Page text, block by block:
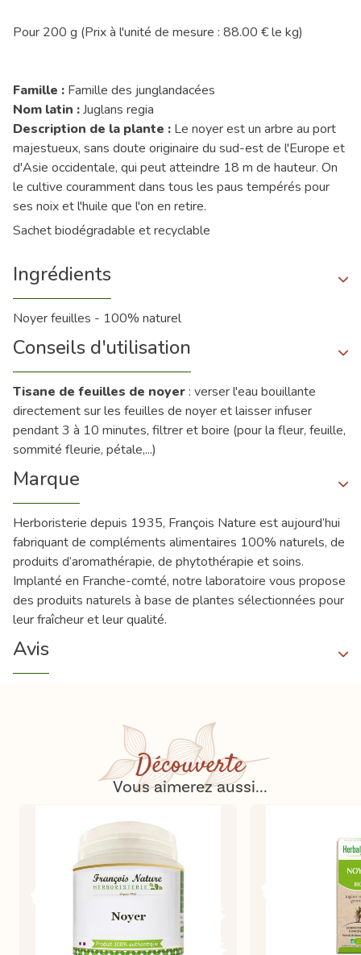
Pour 200 g (Prix à l'unité de mesure : 88.00 € le kg)
Famille : Famille des junglandacées
Nom latin :Juglans regia
Description de la plante : Le noyer est un arbre au port
majestueux, sans doute originaire du sud-est de l'Europe et
d'Asie occidentale, qui peut atteindre 18 m de hauteur. On
le cultive couramment dans tous les paus tempérés pour
ses noix et l'huile que l'on en retire.
Sachet biodégradable et recyclable
Ingrédients
Noyer feuilles - 100% naturel
Conseils d'utilisation
Tisane de feuilles de noyer: verser l'eau bouillante
directement sur les feuilles de noyer et laisser infuser
pendant 3 à 10 minutes, filtrer et boire (pour la fleur, feuille,
sommité fleurie, pétale,...)
Marque
Herboristerie depuis 1935, François Nature est aujourd’hui
fabriquant de compléments alimentaires 100% naturels, de
produits d’aromathérapie, de phytothérapie et soins.
Implanté en Franche-comté, notre laboratoire vous propose
des produits naturels à base de plantes sélectionnées pour
leur fraîcheur et leur qualité.
Avis
Découverte
Vous aimerez aussi...